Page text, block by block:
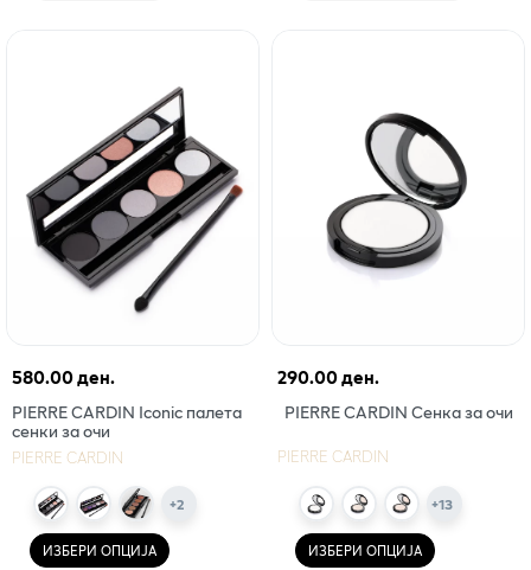
580.00 ден.
PIERRE CARDIN Iconic палета
сенки за очи
PIERRE CARDIN
+2
ИЗБЕРИ ОПЦИЈА
290.00 ден.
PIERRE CARDIN Сенка за очи
PIERRE CARDIN
+13
ИЗБЕРИ ОПЦИЈА